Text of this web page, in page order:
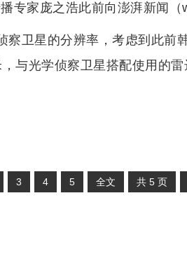
专家庞之浩此前向澎湃新闻（
察卫星的分辨率，考虑到此前
与光学侦察卫星搭配使用的
3 4 5 全文 共 5 页